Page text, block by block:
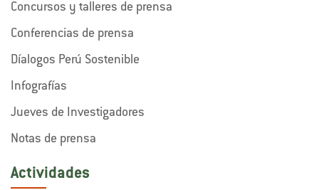
Concursos y talleres de prensa
Conferencias de prensa
Díalogos Perú Sostenible
Infografías
Jueves de Investigadores
Notas de prensa
Actividades